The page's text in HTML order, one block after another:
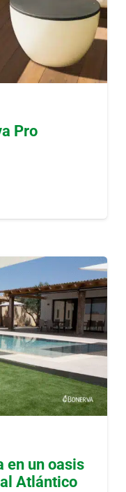
Pro
en un oasis
Atlántico